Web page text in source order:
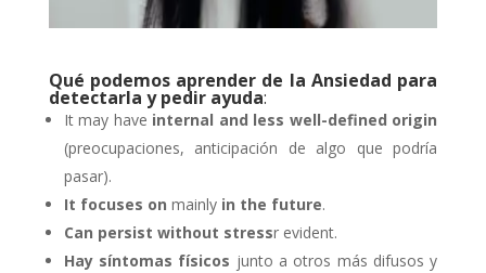
Qué podemos aprender de la Ansiedad para
detectarla y pedir ayuda:
It may have internal and less well-defined origin
(preocupaciones, anticipación de algo que podría
pasar).
It focuses on mainly in the future.
Can persist without stressr evident.
Hay síntomas físicos junto a otros más difusos y